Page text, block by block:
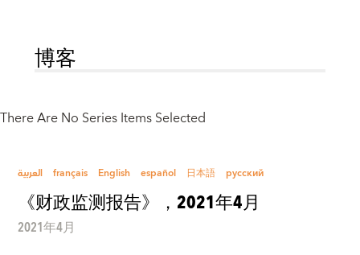
博客
There Are No Series Items Selected
العربية français English español 日本語 русский
《财政监测报告》，2021年4月
2021年4月